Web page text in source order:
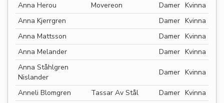
Anna Herou
Movereon Damer Kvinna
Anna Kjerrgren
Damer Kvinna
Anna Mattsson
Damer Kvinna
Anna Melander
Damer Kvinna
Anna Ståhlgren
Nislander
Damer Kvinna
Anneli Blomgren Tassar Av Stål Damer Kvinna